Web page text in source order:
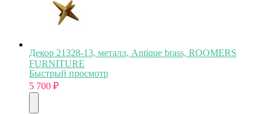
Декор 21328-13, металл, Antique brass, ROOMERS
FURNITURE
Быстрый просмотр
5 700 ₽